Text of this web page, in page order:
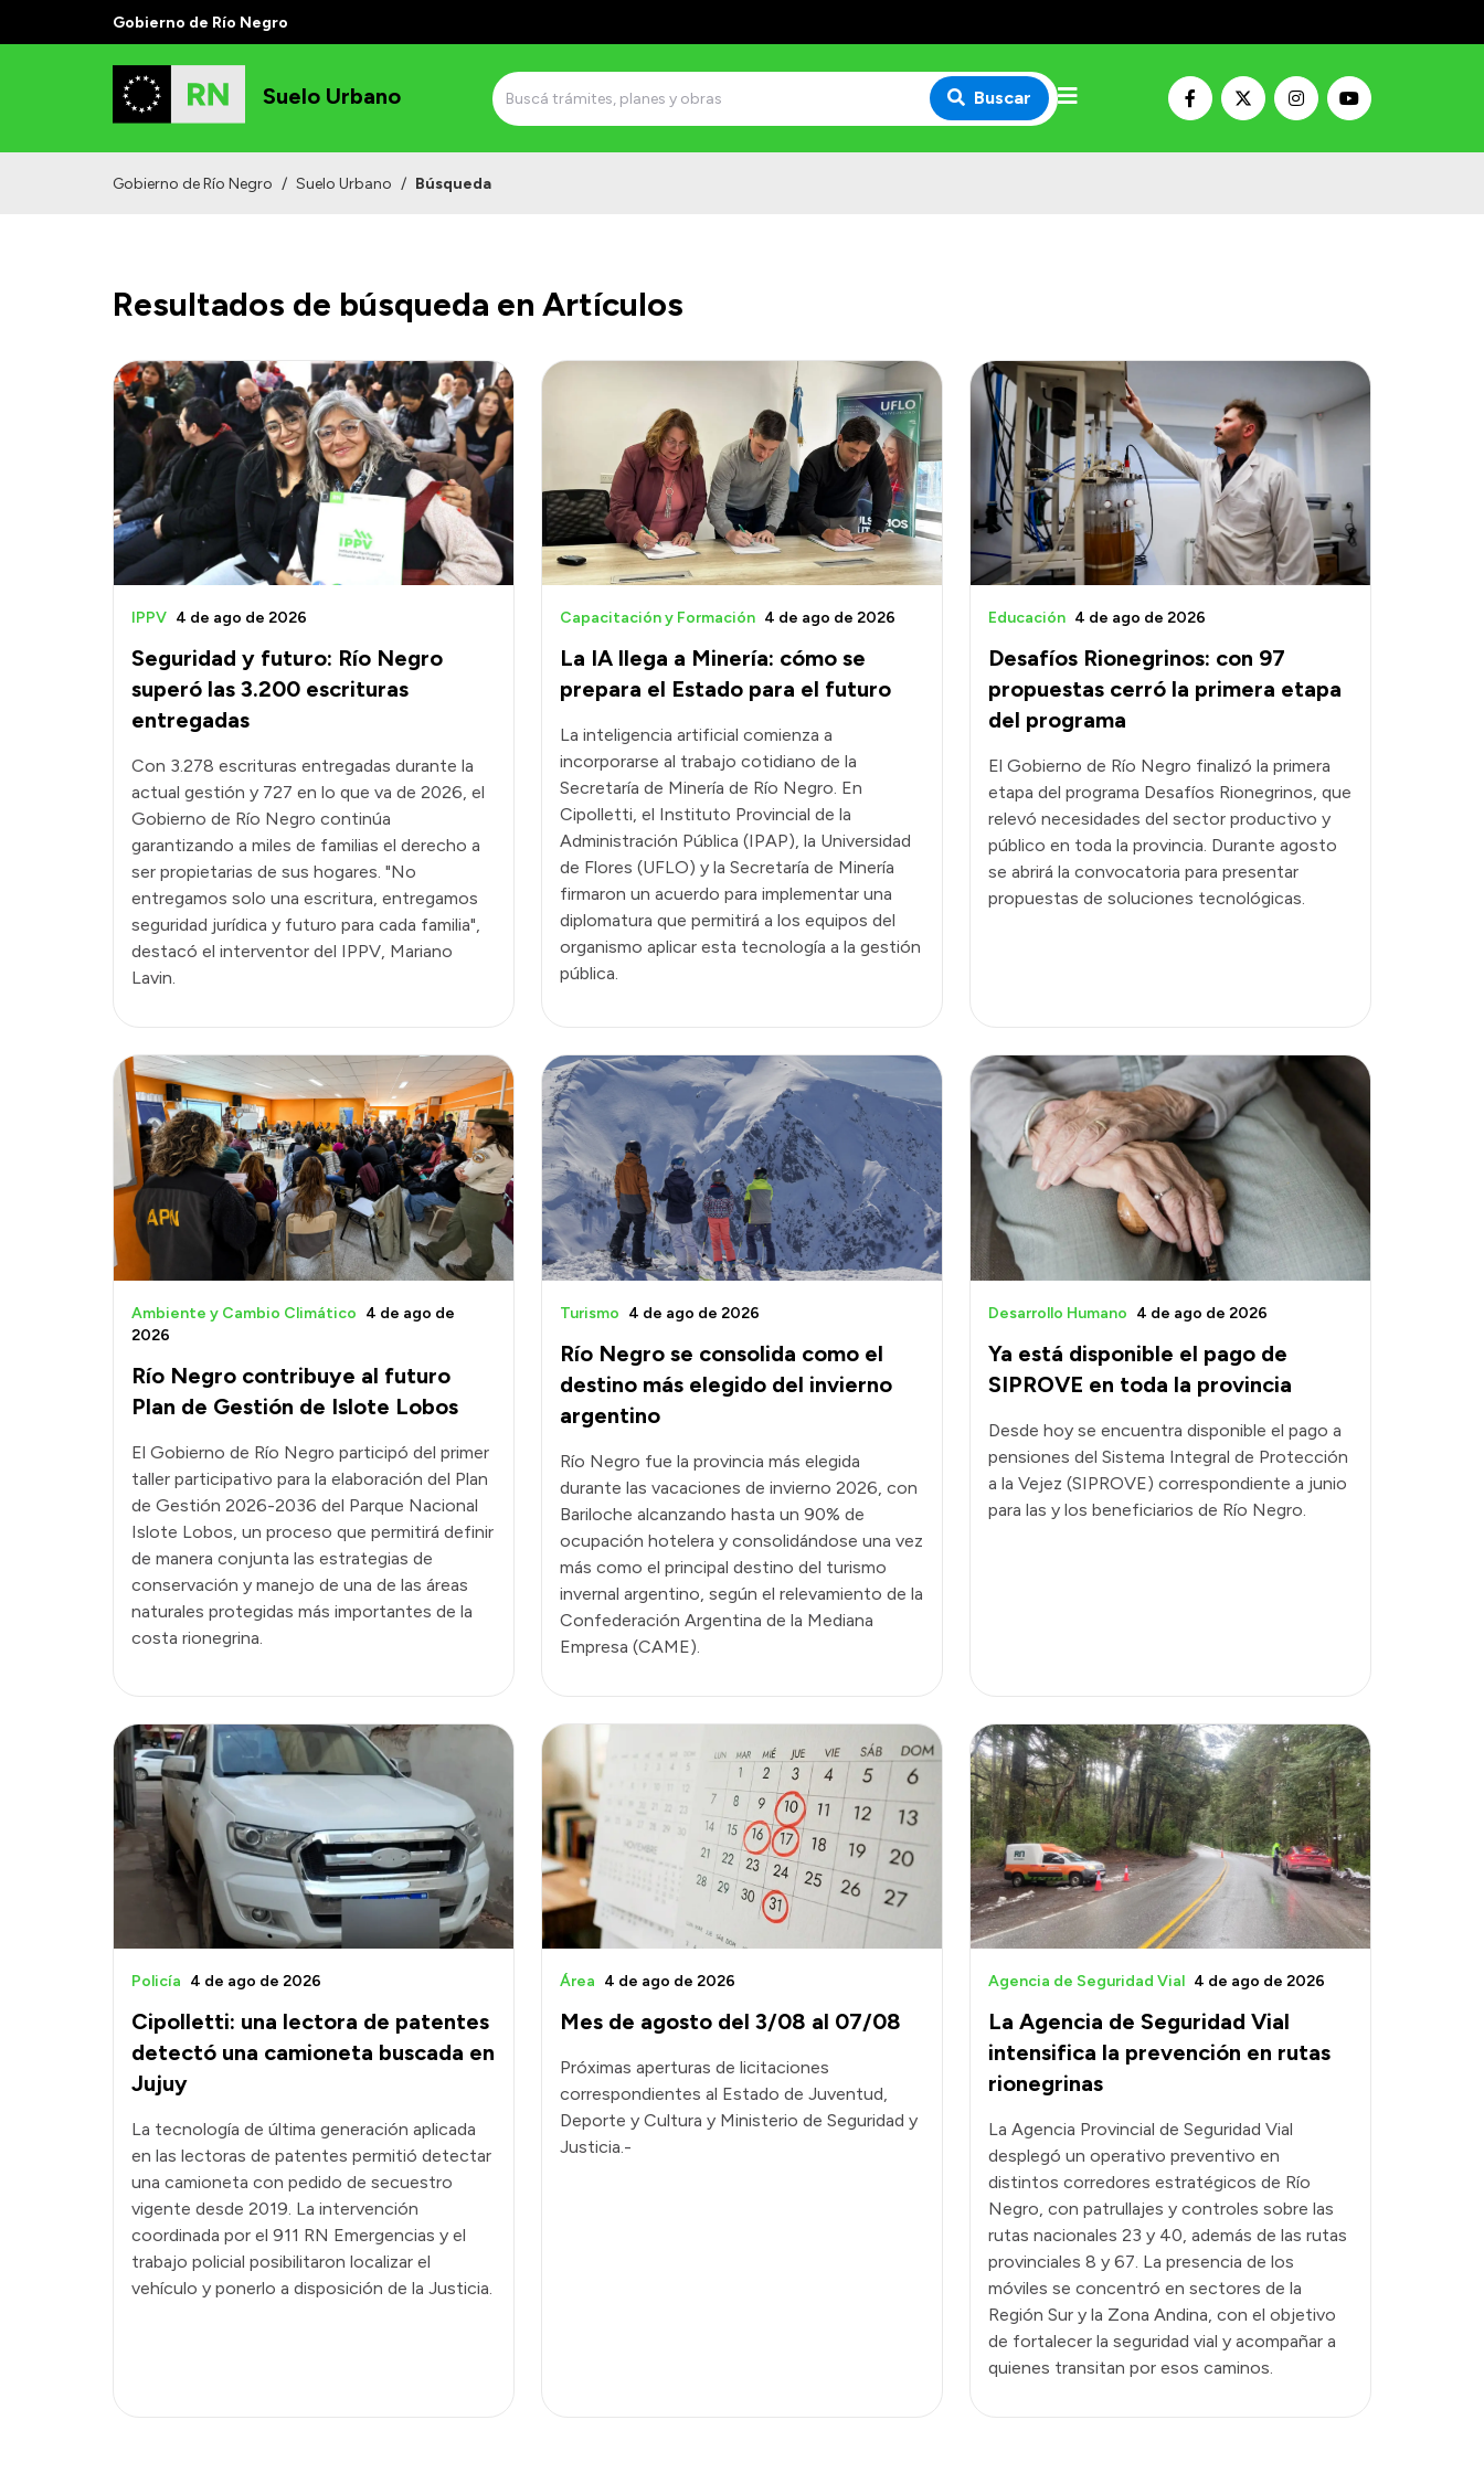
Gobierno de Río Negro
Suelo Urbano Buscar
Gobierno de Río Negro / Suelo Urbano / Búsqueda
Resultados de búsqueda en Artículos
Seguridad y futuro: Río Negro
superó las 3.200 escrituras
entregadas
IPPV 4 de ago de 2026
Con 3.278 escrituras entregadas durante la
actual gestión y 727 en lo que va de 2026, el
Gobierno de Río Negro continúa
garantizando a miles de familias el derecho a
ser propietarias de sus hogares. "No
entregamos solo una escritura, entregamos
seguridad jurídica y futuro para cada familia",
destacó el interventor del IPPV, Mariano
Lavin.
La IA llega a Minería: cómo se
prepara el Estado para el futuro
Capacitación y Formación 4 de ago de 2026
La inteligencia artificial comienza a
incorporarse al trabajo cotidiano de la
Secretaría de Minería de Río Negro. En
Cipolletti, el Instituto Provincial de la
Administración Pública (IPAP), la Universidad
de Flores (UFLO) y la Secretaría de Minería
firmaron un acuerdo para implementar una
diplomatura que permitirá a los equipos del
organismo aplicar esta tecnología a la gestión
pública.
Desafíos Rionegrinos: con 97
propuestas cerró la primera etapa
del programa
Educación 4 de ago de 2026
El Gobierno de Río Negro finalizó la primera
etapa del programa Desafíos Rionegrinos, que
relevó necesidades del sector productivo y
público en toda la provincia. Durante agosto
se abrirá la convocatoria para presentar
propuestas de soluciones tecnológicas.
Río Negro contribuye al futuro
Plan de Gestión de Islote Lobos
Ambiente y Cambio Climático 4 de ago de
2026
El Gobierno de Río Negro participó del primer
taller participativo para la elaboración del Plan
de Gestión 2026-2036 del Parque Nacional
Islote Lobos, un proceso que permitirá definir
de manera conjunta las estrategias de
conservación y manejo de una de las áreas
naturales protegidas más importantes de la
costa rionegrina.
Río Negro se consolida como el
destino más elegido del invierno
argentino
Turismo 4 de ago de 2026
Río Negro fue la provincia más elegida
durante las vacaciones de invierno 2026, con
Bariloche alcanzando hasta un 90% de
ocupación hotelera y consolidándose una vez
más como el principal destino del turismo
invernal argentino, según el relevamiento de la
Confederación Argentina de la Mediana
Empresa (CAME).
Ya está disponible el pago de
SIPROVE en toda la provincia
Desarrollo Humano 4 de ago de 2026
Desde hoy se encuentra disponible el pago a
pensiones del Sistema Integral de Protección
a la Vejez (SIPROVE) correspondiente a junio
para las y los beneficiarios de Río Negro.
Cipolletti: una lectora de patentes
detectó una camioneta buscada en
Jujuy
Policía 4 de ago de 2026
La tecnología de última generación aplicada
en las lectoras de patentes permitió detectar
una camioneta con pedido de secuestro
vigente desde 2019. La intervención
coordinada por el 911 RN Emergencias y el
trabajo policial posibilitaron localizar el
vehículo y ponerlo a disposición de la Justicia.
Mes de agosto del 3/08 al 07/08
Área 4 de ago de 2026
Próximas aperturas de licitaciones
correspondientes al Estado de Juventud,
Deporte y Cultura y Ministerio de Seguridad y
Justicia.-
La Agencia de Seguridad Vial
intensifica la prevención en rutas
rionegrinas
Agencia de Seguridad Vial 4 de ago de 2026
La Agencia Provincial de Seguridad Vial
desplegó un operativo preventivo en
distintos corredores estratégicos de Río
Negro, con patrullajes y controles sobre las
rutas nacionales 23 y 40, además de las rutas
provinciales 8 y 67. La presencia de los
móviles se concentró en sectores de la
Región Sur y la Zona Andina, con el objetivo
de fortalecer la seguridad vial y acompañar a
quienes transitan por esos caminos.